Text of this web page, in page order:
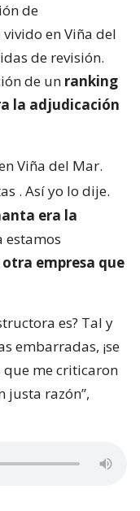
de
vivido en Viña del
de revisión.
de un ranking
la adjudicación
Viña del Mar.
. Así yo lo dije.
era la
estamos
empresa que
es? Tal y
embarradas, ¡se
que me criticaron
justa razón”,